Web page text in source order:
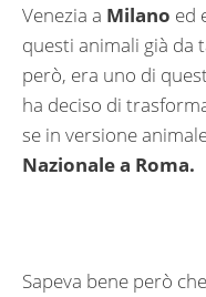
Venezia a Milano ed
questi animali già da
però, era uno di
ha deciso di
se in versione
Nazionale a Roma.
Sapeva bene però